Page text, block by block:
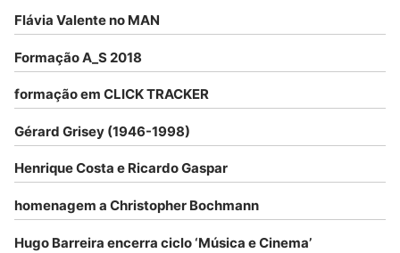
Flávia Valente no MAN
Formação A_S 2018
formação em CLICK TRACKER
Gérard Grisey (1946-1998)
Henrique Costa e Ricardo Gaspar
homenagem a Christopher Bochmann
Hugo Barreira encerra ciclo ‘Música e Cinema’